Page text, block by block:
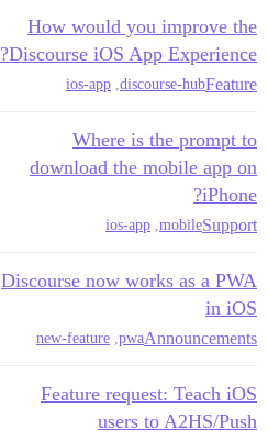
How would you improve the
Discourse iOS App Experience?
Feature
discourse-hub
,
ios-app
Where is the prompt to
download the mobile app on
iPhone?
Support
mobile
,
ios-app
Discourse now works as a PWA
in iOS
Announcements
pwa
,
new-feature
Feature request: Teach iOS
users to A2HS/Push